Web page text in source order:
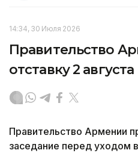
14:34, 30 Июля 2026
Правительство
отставку 2 августа
Правительство Армении
заседание перед уходом